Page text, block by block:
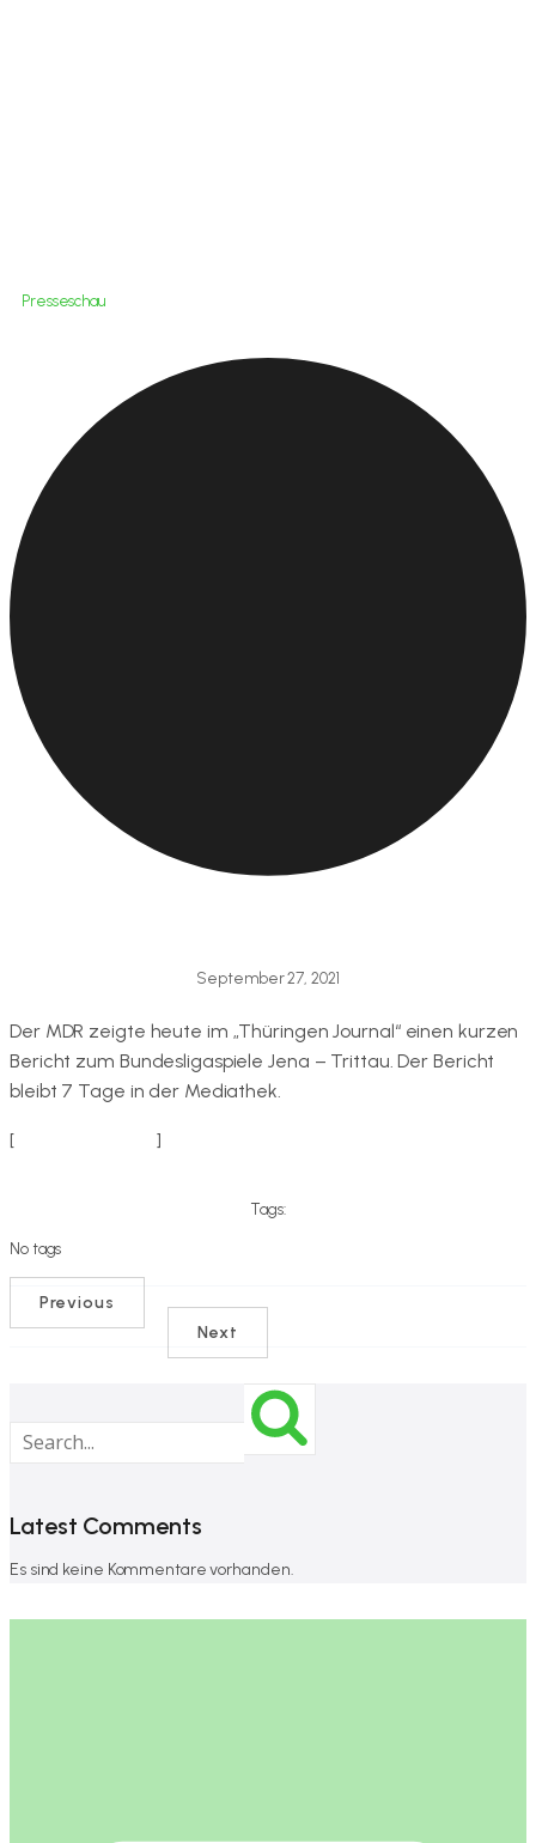
Presseschau
September 27, 2021
Der MDR zeigte heute im „Thüringen Journal“ einen kurzen
Bericht zum Bundesligaspiele Jena – Trittau. Der Bericht
bleibt 7 Tage in der Mediathek.
[Link zum Bericht]
Tags:
No tags
Previous
Next
Latest Comments
Es sind keine Kommentare vorhanden.